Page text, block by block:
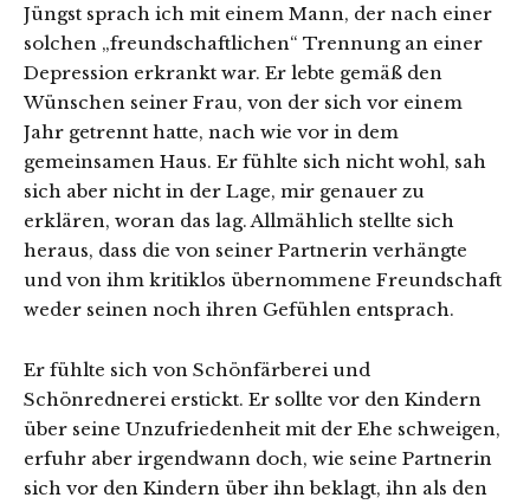
Jüngst sprach ich mit einem Mann, der nach einer
solchen „freundschaftlichen“ Trennung an einer
Depression erkrankt war. Er lebte gemäß den
Wünschen seiner Frau, von der sich vor einem
Jahr getrennt hatte, nach wie vor in dem
gemeinsamen Haus. Er fühlte sich nicht wohl, sah
sich aber nicht in der Lage, mir genauer zu
erklären, woran das lag. Allmählich stellte sich
heraus, dass die von seiner Partnerin verhängte
und von ihm kritiklos übernommene Freundschaft
weder seinen noch ihren Gefühlen entsprach.
Er fühlte sich von Schönfärberei und
Schönrednerei erstickt. Er sollte vor den Kindern
über seine Unzufriedenheit mit der Ehe schweigen,
erfuhr aber irgendwann doch, wie seine Partnerin
sich vor den Kindern über ihn beklagt, ihn als den